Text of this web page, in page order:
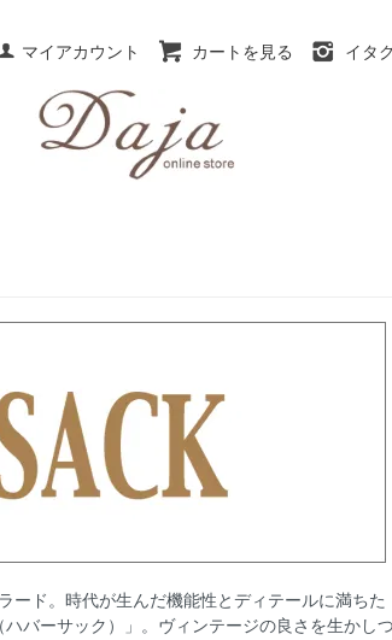
マイアカウント カートを見る イタ
ード。時代が生んだ機能性とディテールに満ちた
バーサック）」。ヴィンテージの良さを生かしつ